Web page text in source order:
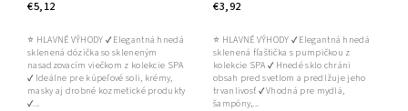
€5,12
⭐ HLAVNÉ VÝHODY ✔ Elegantná hnedá
sklenená dózička so skleneným
nasadzovacím viečkom z kolekcie SPA
✔ Ideálne pre kúpeľové soli, krémy,
masky aj drobné kozmetické produkty
✔...
€3,92
⭐ HLAVNÉ VÝHODY ✔ Elegantná hnedá
sklenená fľaštička s pumpičkou z
kolekcie SPA ✔ Hnedé sklo chráni
obsah pred svetlom a predlžuje jeho
trvanlivosť ✔ Vhodná pre mydlá,
šampóny,...